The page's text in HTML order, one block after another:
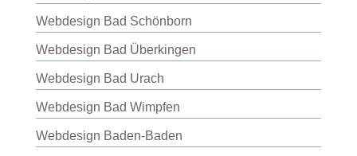
Webdesign Bad Schönborn
Webdesign Bad Überkingen
Webdesign Bad Urach
Webdesign Bad Wimpfen
Webdesign Baden-Baden